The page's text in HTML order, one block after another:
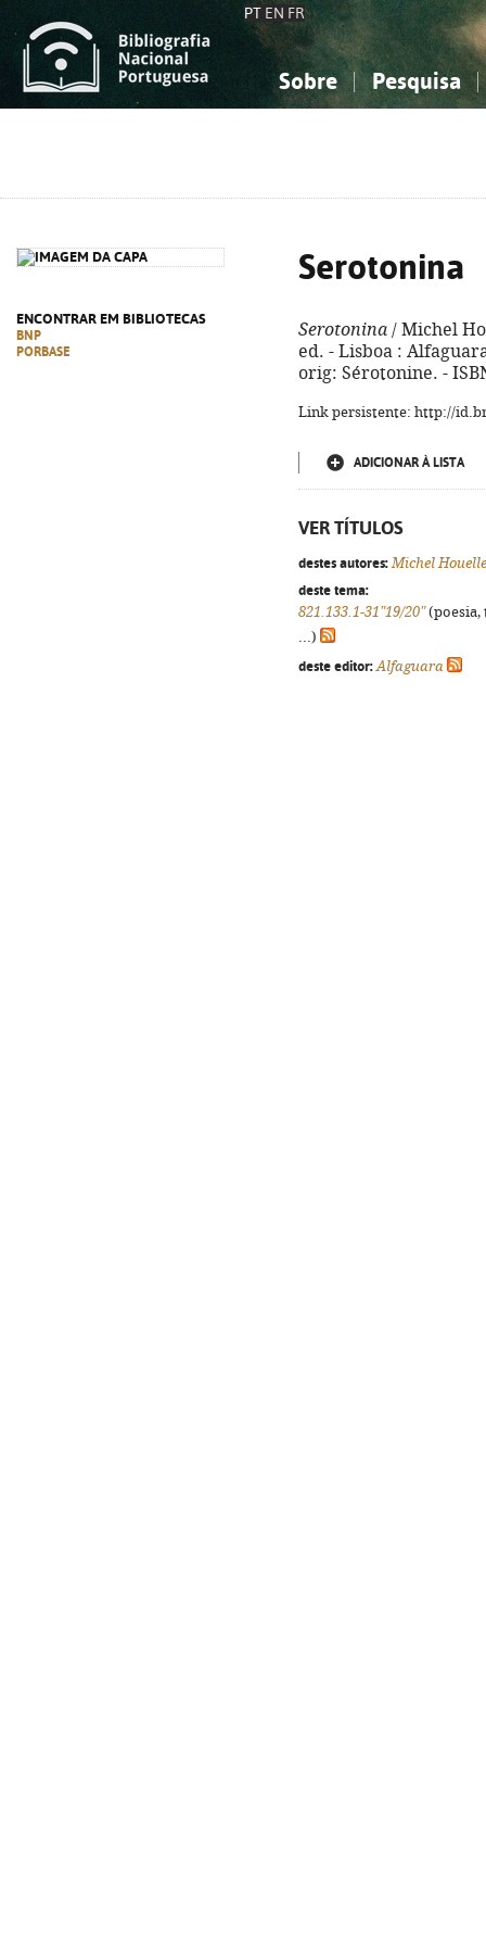
PT EN FR
Sobre Pesquisa
ENCONTRAR EM BIBLIOTECAS
BNP
PORBASE
Serotonina
Serotonina / Michel
ed. - Lisboa :
orig: Sérotonine. -
Link persistente: http://
ADICIONAR À LISTA
VER TÍTULOS
destes autores: Michel
deste tema:
821.133.1-31"19/20"(poesia,
...)
deste editor: Alfaguara